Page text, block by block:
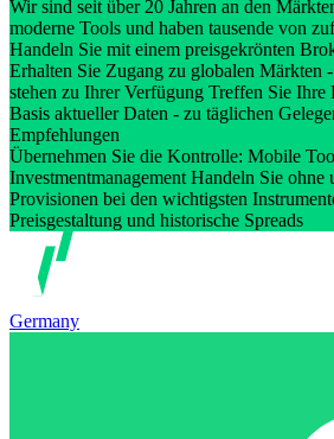
Wir sind seit über 20 Jahren an den
moderne Tools und haben tausende von
Handeln Sie mit einem preisgekrönten
Erhalten Sie Zugang zu globalen Märkten
stehen zu Ihrer Verfügung Treffen Sie Ihre
Basis aktueller Daten - zu täglichen
Empfehlungen
Übernehmen Sie die Kontrolle: Mobile
Investmentmanagement Handeln Sie
Provisionen bei den wichtigsten
Preisgestaltung und historische Spreads
Germany